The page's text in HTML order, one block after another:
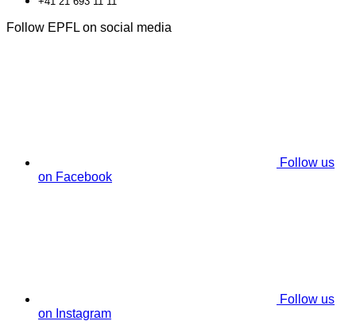
Follow EPFL on social media
Follow us
on Facebook
Follow us
on Instagram